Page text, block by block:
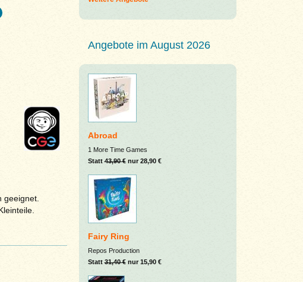
geeignet.
Angebote im August 2026
Abroad
1 More Time Games
Statt43,90 €nur 28,90 €
Fairy Ring
Repos Production
Statt31,40 €nur 15,90 €